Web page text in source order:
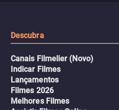
Descubra
Canais Filmelier (Novo)
Indicar Filmes
Lançamentos
Filmes 2026
Melhores Filmes